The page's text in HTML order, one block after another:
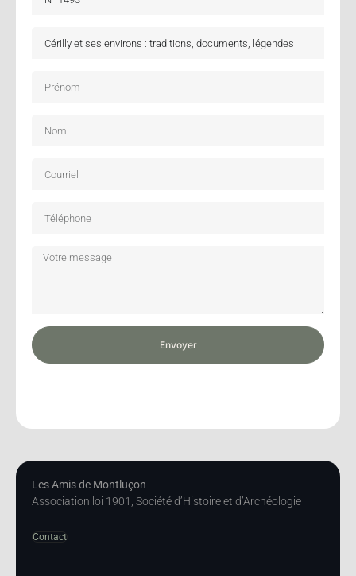
Envoyer
Les Amis de Montluçon
Association loi 1901, Société d’Histoire et d’Archéologie
Contact